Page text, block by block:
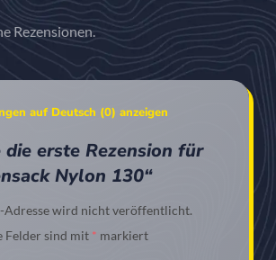
Rezensionen.
auf Deutsch (0) anzeigen
die erste Rezension für
Nylon 130“
Adresse wird nicht veröffentlicht.
Felder sind mit * markiert